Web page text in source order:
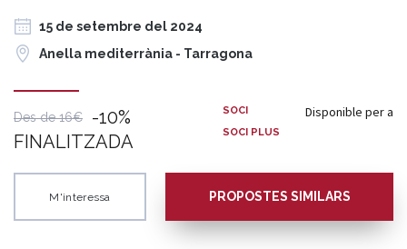
15 de setembre del 2024
Anella mediterrània - Tarragona
Des de 16€
-10%
FINALITZADA
Disponible per a
SOCI
SOCI PLUS
M'interessa PROPOSTES SIMILARS